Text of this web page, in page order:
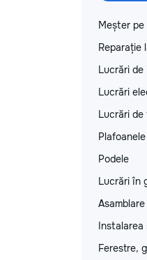
Meșter pe
Reparație
Lucrări
Lucrări
Lucrări de
Plafoanele
Podele
Lucrări în
Instalarea
Ferestre,